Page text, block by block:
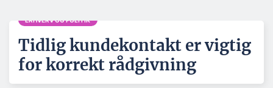
ERHVERV OG POLITIK
Tidlig kundekontakt er vigtig
for korrekt rådgivning